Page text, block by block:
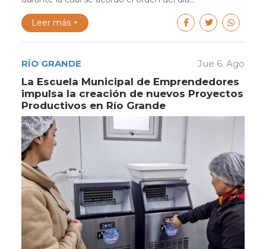
Leer más +
RÍO GRANDE Jue 6. Ago
La Escuela Municipal de Emprendedores
impulsa la creación de nuevos Proyectos
Productivos en Río Grande